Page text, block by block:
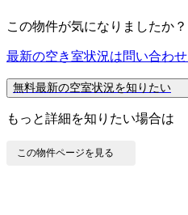
この物件が気になりましたか？
最新の空き室状況は問い合わせ
無料最新の空室状況を知りたい
もっと詳細を知りたい場合は
この物件ページを見る